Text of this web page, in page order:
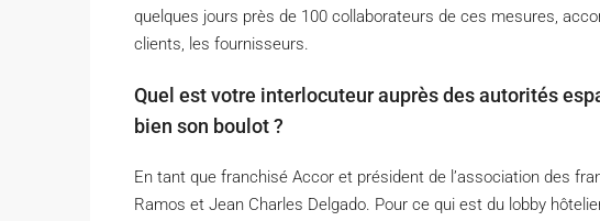
quelques jours près de 100 collaborateurs de ces mesures,
clients, les fournisseurs.
Quel est votre interlocuteur auprès des autorités
bien son boulot ?
En tant que franchisé Accor et président de l’association des
Ramos et Jean Charles Delgado. Pour ce qui est du lobby